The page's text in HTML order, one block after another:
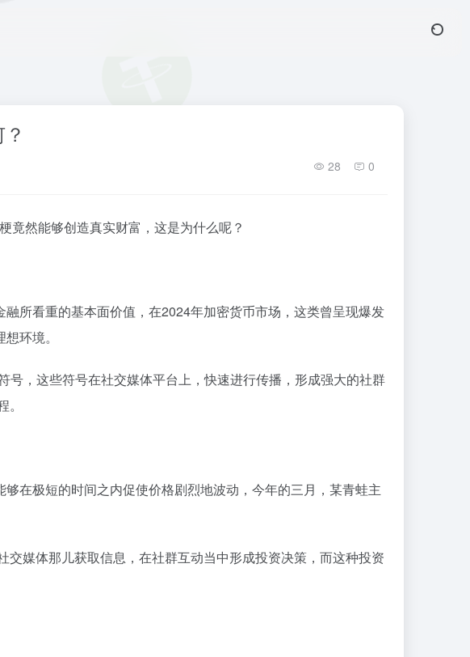
28 0
竟然能够创造真实财富，这是为什么呢？
所看重的基本面价值，在2024年加密货币市场，这类曾呈现爆发
环境。
，这些符号在社交媒体平台上，快速进行传播，形成强大的社群
在极短的时间之内促使价格剧烈地波动，今年的三月，某青蛙主
媒体那儿获取信息，在社群互动当中形成投资决策，而这种投资